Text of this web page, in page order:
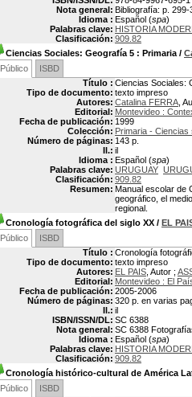
Nota general: Bibliografía: p. 299-
Idioma : Español (spa)
Palabras clave: HISTORIA
Clasificación: 909.82
Ciencias Sociales: Geografía 5 : Primaria /
Público
ISBD
Título : Ciencias Sociales:
Tipo de documento: texto impreso
Autores: Catalina FERRA ,
Editorial: Montevideo :
Fecha de publicación: 1999
Colección: Primaria - Ciencias
Número de páginas: 143 p.
Il.: il
Idioma : Español (spa)
Palabras clave: URUGUAY
Clasificación: 909.82
Resumen: Manual escolar de
geográfico, el
regional.
Cronología fotográfica del siglo XX / EL
Público
ISBD
Título : Cronología
Tipo de documento: texto impreso
Autores: EL PAIS , Autor ;
Editorial: Montevideo : El
Fecha de publicación: 2005-2006
Número de páginas: 320 p. en varias
Il.: il
ISBN/ISSN/DL: SC 6388
Nota general: SC 6388
Idioma : Español (spa)
Palabras clave: HISTORIA
Clasificación: 909.82
Cronología histórico-cultural de América
Público
ISBD